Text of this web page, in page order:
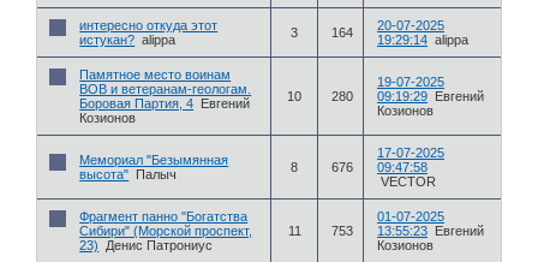
интересно откуда этот
истукан? alippa 3 164
20-07-2025
19:29:14 alippa
Памятное место воинам
ВОВ и ветеранам-геологам.
Боровая Партия, 4 Евгений
Козионов
10 280
19-07-2025
09:19:29 Евгений
Козионов
Мемориал "Безымянная
высота" Палыч 8 676
17-07-2025
09:47:58
VECTOR
Фрагмент панно "Богатства
Сибири" (Морской проспект,
23)
Денис Патрониус
11 753
01-07-2025
13:55:23 Евгений
Козионов